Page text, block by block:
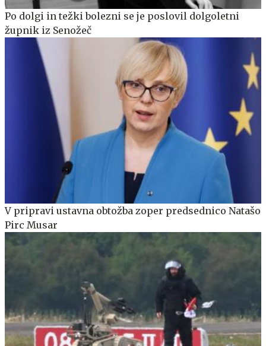
Po dolgi in težki bolezni se je poslovil dolgoletni
župnik iz Senožeč
V pripravi ustavna obtožba zoper predsednico Natašo
Pirc Musar